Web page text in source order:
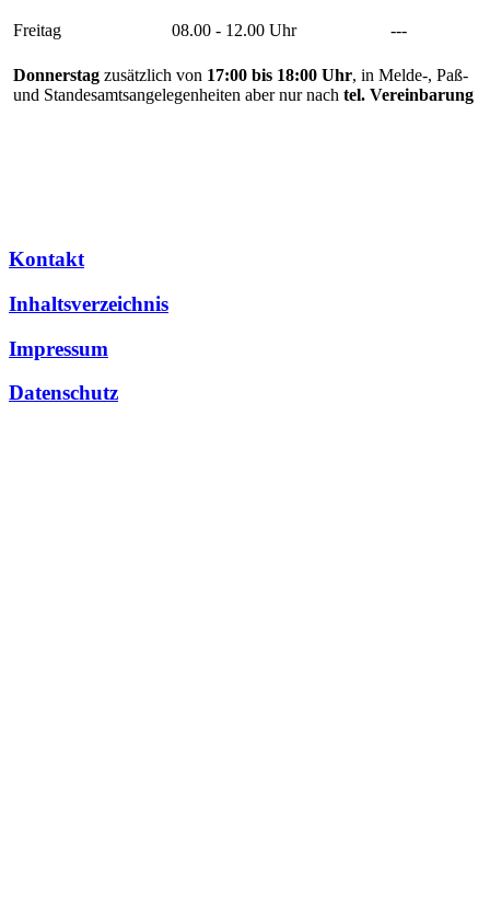
Freitag 08.00 - 12.00 Uhr ---
Donnerstag zusätzlich von 17:00 bis 18:00 Uhr, in Melde-, Paß-
und Standesamtsangelegenheiten aber nur nach tel. Vereinbarung
Kontakt
Inhaltsverzeichnis
Impressum
Datenschutz